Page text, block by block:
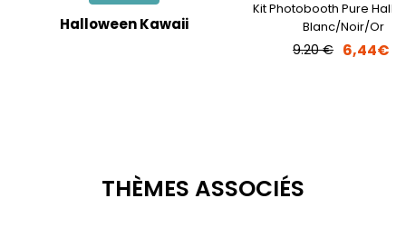
Halloween Kawaii
Kit Photobooth Pure
Blanc/Noir/Or
9.20 € 6,44€
THÈMES ASSOCIÉS